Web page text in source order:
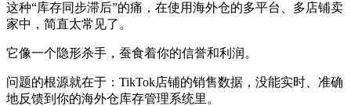
这种“库存同步滞后”的痛，在使用海外仓的多平台、多店铺卖
家中，简直太常见了。
它像一个隐形杀手，蚕食着你的信誉和利润。
问题的根源就在于：TikTok店铺的销售数据，没能实时、准确
地反馈到你的海外仓库存管理系统里。